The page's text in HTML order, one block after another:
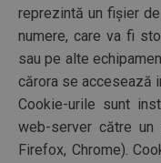
reprezintă un fișier
numere, care va fi
sau pe alte
cărora se accesează
Cookie-urile sunt
web-server către un
Firefox, Chrome).